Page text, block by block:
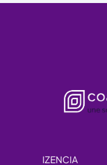
IZENCIA